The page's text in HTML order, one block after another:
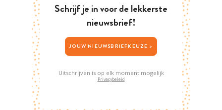
Schrijf je in voor de lekkerste
nieuwsbrief!
JOUW NIEUWSBRIEFKEUZE >
Uitschrijven is op elk moment mogelijk
Privacybeleid